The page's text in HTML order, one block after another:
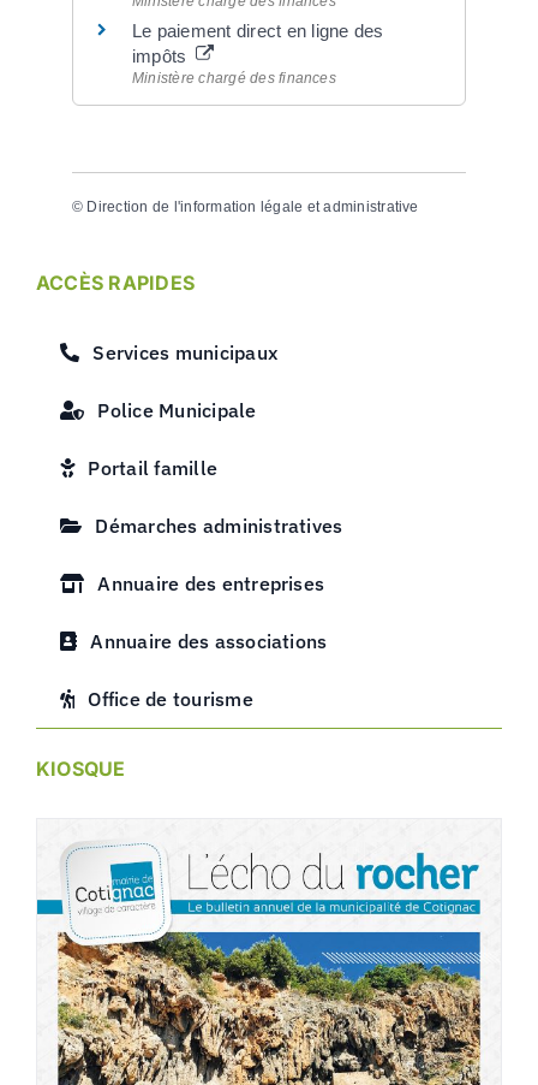
Le paiement direct en ligne des
impôts
Ministère chargé des finances
© Direction de l'information légale et administrative
ACCÈS RAPIDES
Services municipaux
Police Municipale
Portail famille
Démarches administratives
Annuaire des entreprises
Annuaire des associations
Office de tourisme
KIOSQUE